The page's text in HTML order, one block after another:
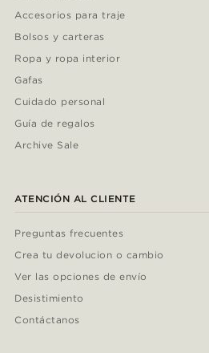
Accesorios para traje
Bolsos y carteras
Ropa y ropa interior
Gafas
Cuidado personal
Guía de regalos
Archive Sale
ATENCIÓN AL CLIENTE
Preguntas frecuentes
Crea tu devolucion o cambio
Ver las opciones de envío
Desistimiento
Contáctanos